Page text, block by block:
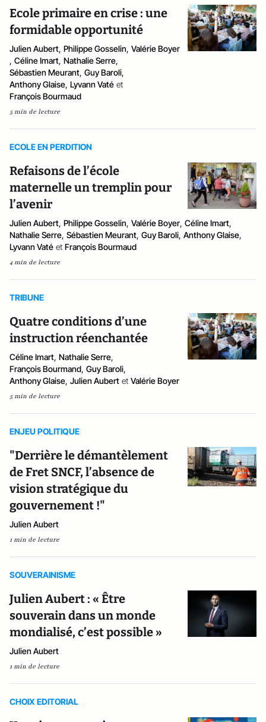
Ecole primaire en crise : une
formidable opportunité
Julien Aubert, Philippe Gosselin, Valérie Boyer
, Céline Imart, Nathalie Serre,
Sébastien Meurant, Guy Baroli,
Anthony Glaise, Lyvann Vaté et
François Bourmaud
5 min de lecture
ECOLE EN PERDITION
Refaisons de l’école
maternelle un tremplin pour
l’avenir
Julien Aubert, Philippe Gosselin, Valérie Boyer, Céline Imart,
Nathalie Serre, Sébastien Meurant, Guy Baroli, Anthony Glaise,
Lyvann Vaté et François Bourmaud
4 min de lecture
TRIBUNE
Quatre conditions d’une
instruction réenchantée
Céline Imart, Nathalie Serre,
François Bourmand, Guy Baroli,
Anthony Glaise, Julien Aubert et Valérie Boyer
5 min de lecture
ENJEU POLITIQUE
"Derrière le démantèlement
de Fret SNCF, l’absence de
vision stratégique du
gouvernement !"
Julien Aubert
1 min de lecture
SOUVERAINISME
Julien Aubert : « Être
souverain dans un monde
mondialisé, c’est possible »
Julien Aubert
1 min de lecture
CHOIX EDITORIAL